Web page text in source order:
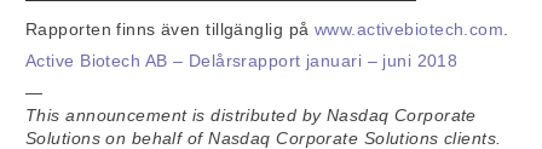
Rapporten finns även tillgänglig på www.activebiotech.com
Active Biotech AB – Delårsrapport januari – juni 2018
—
This announcement is distributed by Nasdaq Corporate
Solutions on behalf of Nasdaq Corporate Solutions clients.